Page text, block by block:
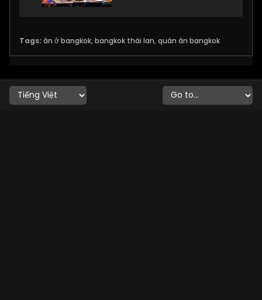
Tags: ăn ở bangkok, bangkok thái lan, quán ăn bangkok